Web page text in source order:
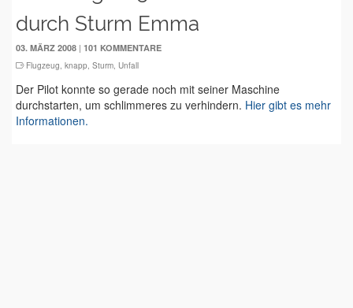
durch Sturm Emma
03. MÄRZ 2008 | 101 KOMMENTARE
Flugzeug, knapp, Sturm, Unfall
Der Pilot konnte so gerade noch mit seiner Maschine
durchstarten, um schlimmeres zu verhindern. Hier gibt es mehr
Informationen.